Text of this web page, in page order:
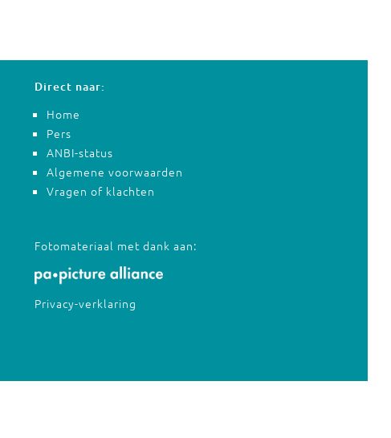
Direct naar:
Home
Pers
ANBI-status
Algemene voorwaarden
Vragen of klachten
Fotomateriaal met dank aan:
Privacy-verklaring